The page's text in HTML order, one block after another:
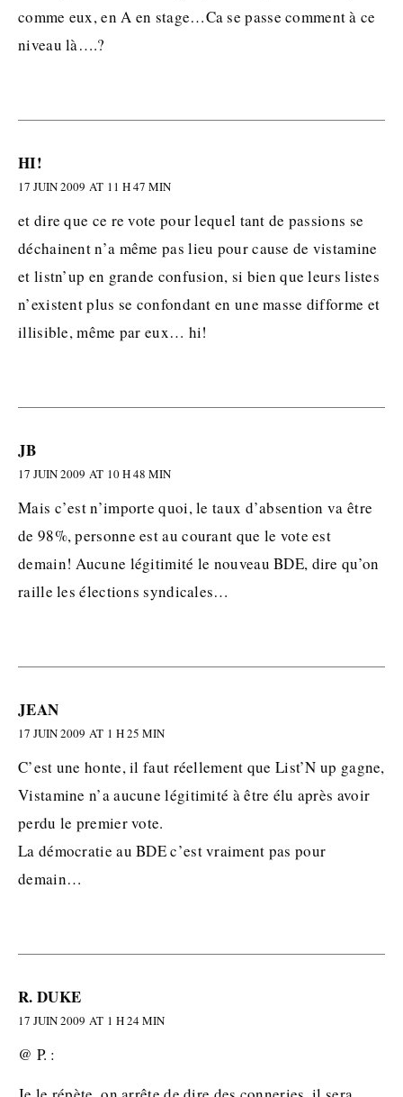
comme eux, en A en stage…Ca se passe comment à ce
niveau là….?
HI!
17 JUIN 2009 AT 11 H 47 MIN
et dire que ce re vote pour lequel tant de passions se
déchainent n’a même pas lieu pour cause de vistamine
et listn’up en grande confusion, si bien que leurs listes
n’existent plus se confondant en une masse difforme et
illisible, même par eux… hi!
JB
17 JUIN 2009 AT 10 H 48 MIN
Mais c’est n’importe quoi, le taux d’absention va être
de 98%, personne est au courant que le vote est
demain! Aucune légitimité le nouveau BDE, dire qu’on
raille les élections syndicales…
JEAN
17 JUIN 2009 AT 1 H 25 MIN
C’est une honte, il faut réellement que List’N up gagne,
Vistamine n’a aucune légitimité à être élu après avoir
perdu le premier vote.
La démocratie au BDE c’est vraiment pas pour
demain…
R. DUKE
17 JUIN 2009 AT 1 H 24 MIN
@ P. :